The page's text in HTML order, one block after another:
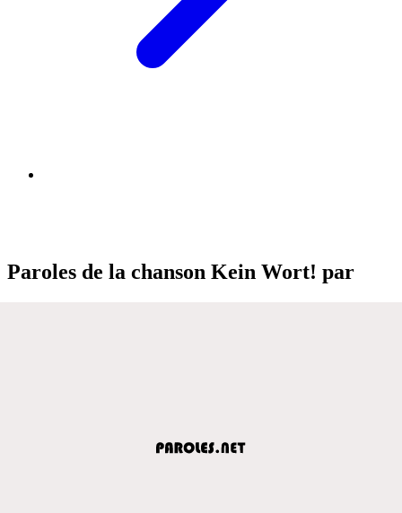
Paroles de la chanson Kein Wort! par